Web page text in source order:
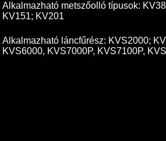
Alkalmazható metszőolló típusok:
KV151; KV201
Alkalmazható láncfűrész: KVS2000;
KVS6000, KVS7000P, KVS7100P,